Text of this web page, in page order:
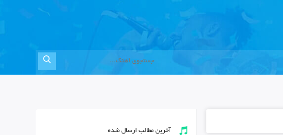
آخرین مطالب ارسال شده